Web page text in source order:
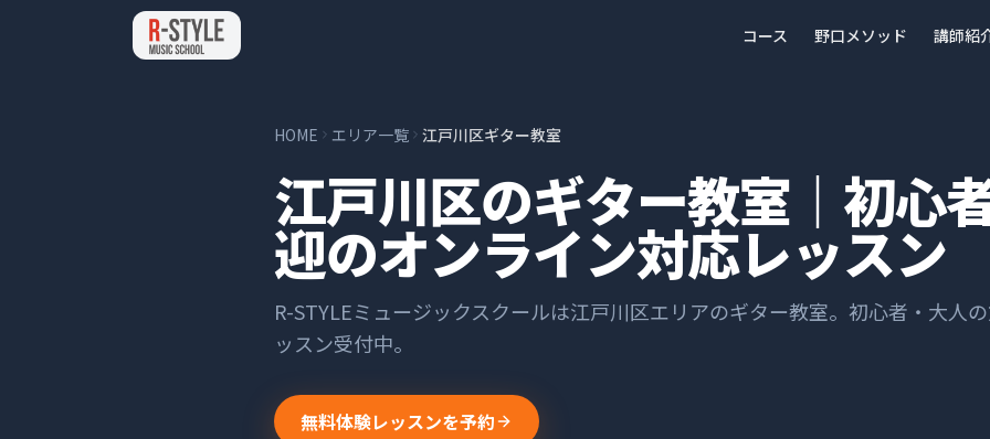
コース 野口メソッド 講師紹
HOME エリア一覧 江戸川区ギター教室
江戸川区のギター教室｜初心
迎のオンライン対応レッスン
R-STYLEミュージックスクールは江戸川区エリアのギター教室。 初心者・大人
ッスン受付中。
無料体験レッスンを予約